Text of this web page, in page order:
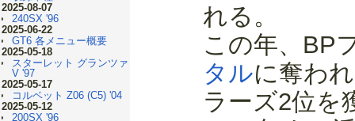
2025-08-07
240SX '96
2025-06-22
GT6 各メニュー概要
2025-05-18
スターレット グランツァ
V '97
2025-05-17
コルベット Z06 (C5) '04
2025-05-12
200SX '96
れる。
この年、BP
タルに奪わ
ラーズ2位を